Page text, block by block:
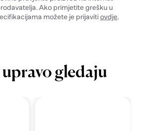
Ako primjetite grešku u
možete je prijavitiovdje.
gledaju